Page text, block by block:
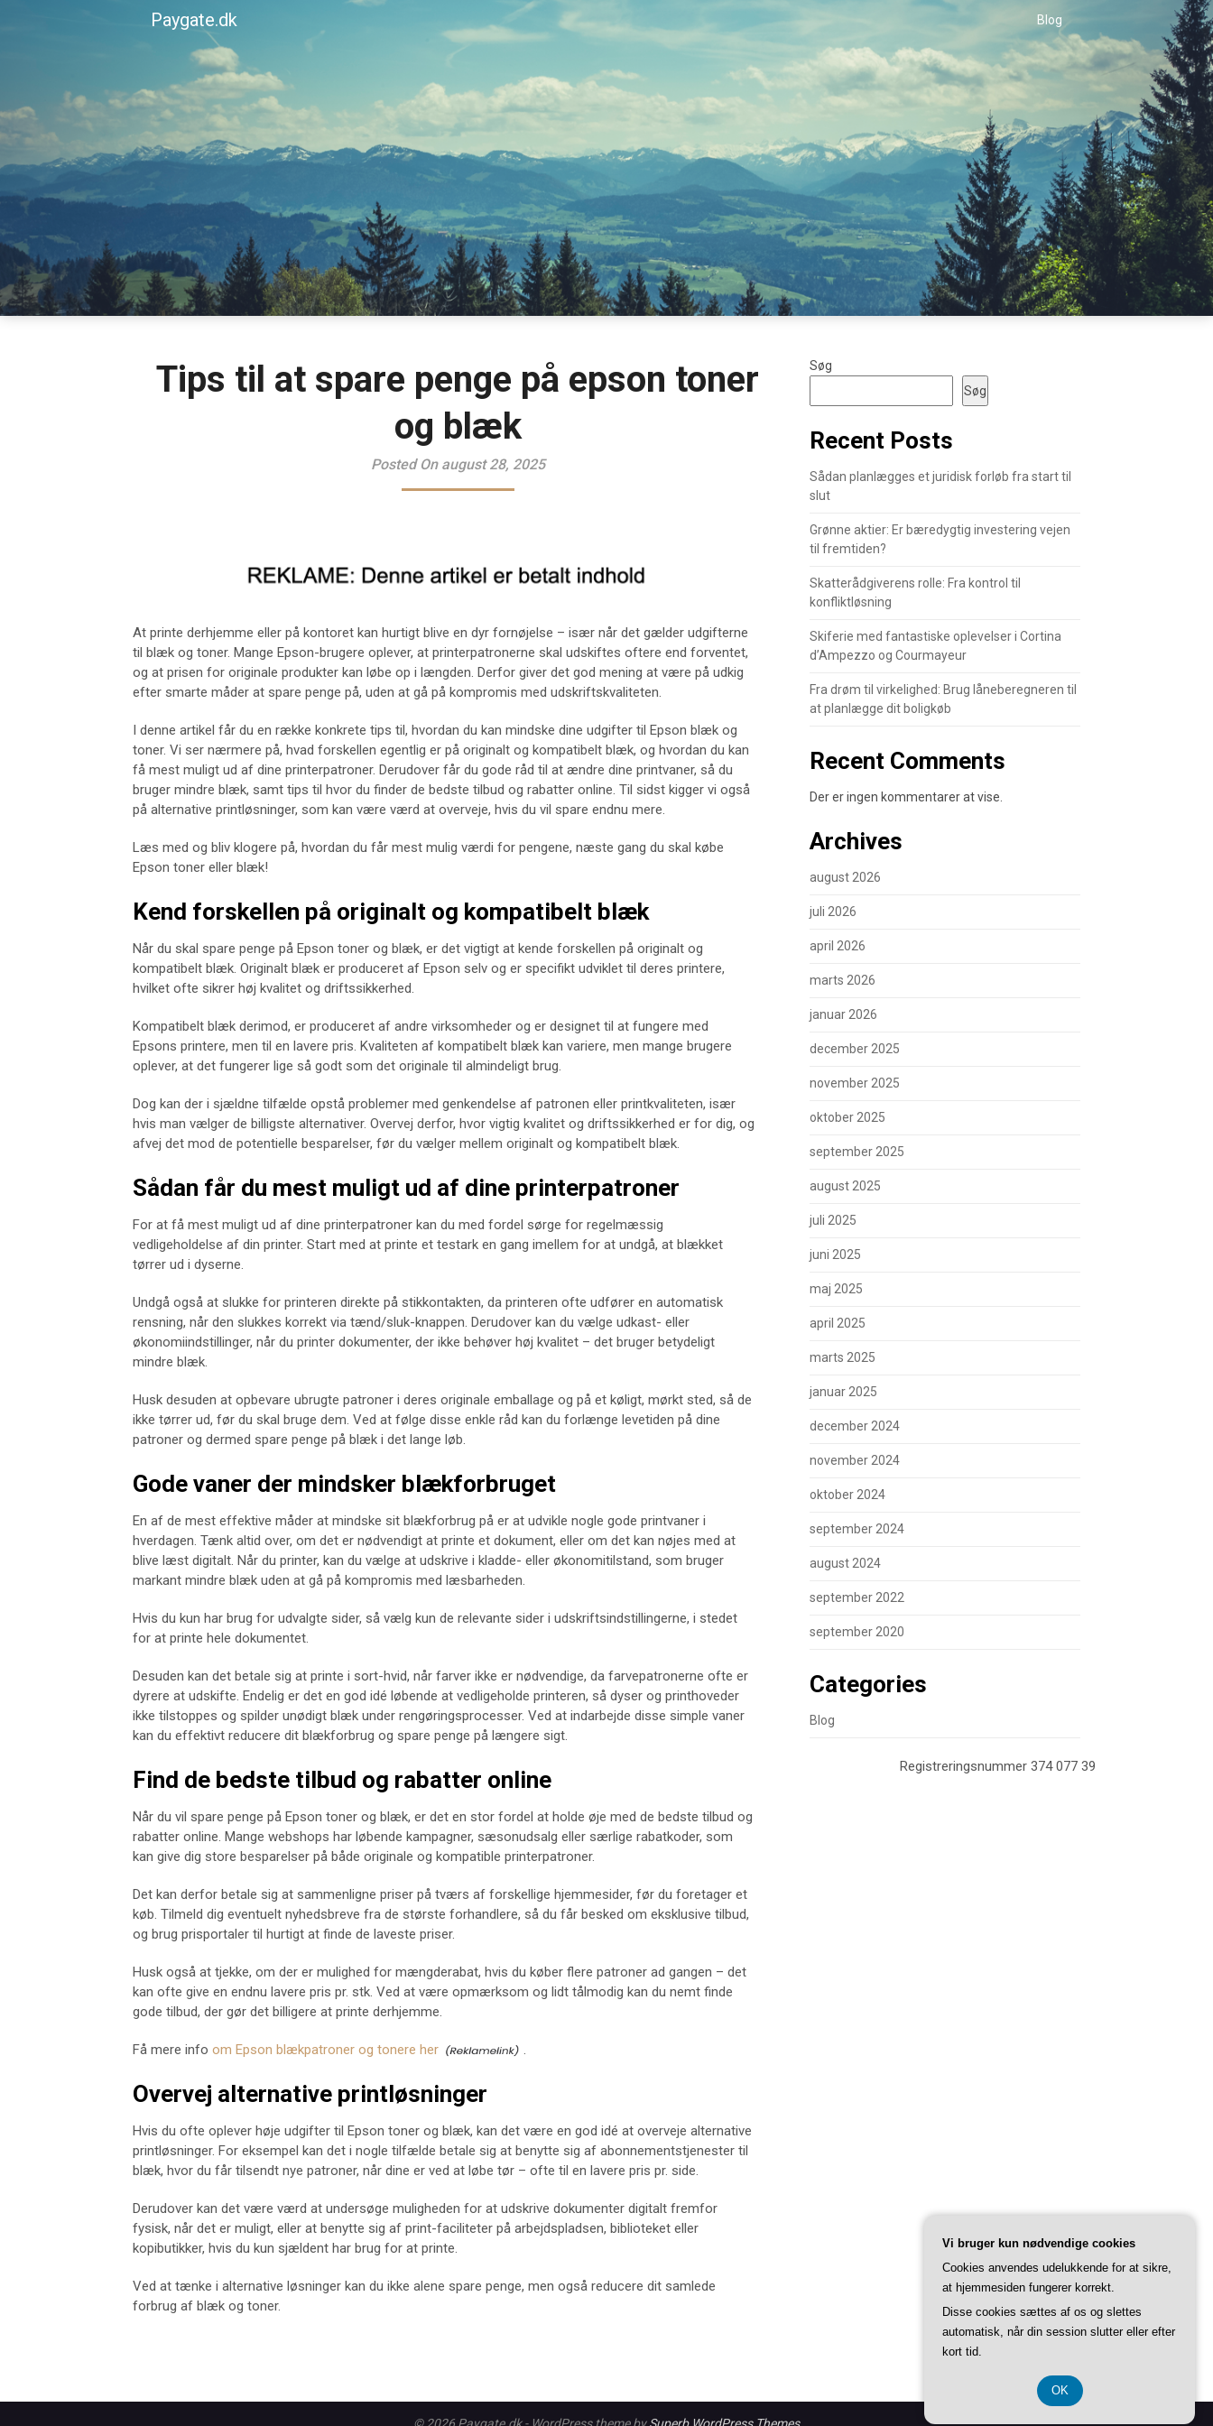
Paygate.dk Blog
Tips til at spare penge på epson toner
og blæk
Posted On august 28, 2025
At printe derhjemme eller på kontoret kan hurtigt blive en dyr fornøjelse – især når det gælder udgifterne
til blæk og toner. Mange Epson-brugere oplever, at printerpatronerne skal udskiftes oftere end forventet,
og at prisen for originale produkter kan løbe op i længden. Derfor giver det god mening at være på udkig
efter smarte måder at spare penge på, uden at gå på kompromis med udskriftskvaliteten.
I denne artikel får du en række konkrete tips til, hvordan du kan mindske dine udgifter til Epson blæk og
toner. Vi ser nærmere på, hvad forskellen egentlig er på originalt og kompatibelt blæk, og hvordan du kan
få mest muligt ud af dine printerpatroner. Derudover får du gode råd til at ændre dine printvaner, så du
bruger mindre blæk, samt tips til hvor du finder de bedste tilbud og rabatter online. Til sidst kigger vi også
på alternative printløsninger, som kan være værd at overveje, hvis du vil spare endnu mere.
Læs med og bliv klogere på, hvordan du får mest mulig værdi for pengene, næste gang du skal købe
Epson toner eller blæk!
Kend forskellen på originalt og kompatibelt blæk
Når du skal spare penge på Epson toner og blæk, er det vigtigt at kende forskellen på originalt og
kompatibelt blæk. Originalt blæk er produceret af Epson selv og er specifikt udviklet til deres printere,
hvilket ofte sikrer høj kvalitet og driftssikkerhed.
Kompatibelt blæk derimod, er produceret af andre virksomheder og er designet til at fungere med
Epsons printere, men til en lavere pris. Kvaliteten af kompatibelt blæk kan variere, men mange brugere
oplever, at det fungerer lige så godt som det originale til almindeligt brug.
Dog kan der i sjældne tilfælde opstå problemer med genkendelse af patronen eller printkvaliteten, især
hvis man vælger de billigste alternativer. Overvej derfor, hvor vigtig kvalitet og driftssikkerhed er for dig, og
afvej det mod de potentielle besparelser, før du vælger mellem originalt og kompatibelt blæk.
Sådan får du mest muligt ud af dine printerpatroner
For at få mest muligt ud af dine printerpatroner kan du med fordel sørge for regelmæssig
vedligeholdelse af din printer. Start med at printe et testark en gang imellem for at undgå, at blækket
tørrer ud i dyserne.
Undgå også at slukke for printeren direkte på stikkontakten, da printeren ofte udfører en automatisk
rensning, når den slukkes korrekt via tænd/sluk-knappen. Derudover kan du vælge udkast- eller
økonomiindstillinger, når du printer dokumenter, der ikke behøver høj kvalitet – det bruger betydeligt
mindre blæk.
Husk desuden at opbevare ubrugte patroner i deres originale emballage og på et køligt, mørkt sted, så de
ikke tørrer ud, før du skal bruge dem. Ved at følge disse enkle råd kan du forlænge levetiden på dine
patroner og dermed spare penge på blæk i det lange løb.
Gode vaner der mindsker blækforbruget
En af de mest effektive måder at mindske sit blækforbrug på er at udvikle nogle gode printvaner i
hverdagen. Tænk altid over, om det er nødvendigt at printe et dokument, eller om det kan nøjes med at
blive læst digitalt. Når du printer, kan du vælge at udskrive i kladde- eller økonomitilstand, som bruger
markant mindre blæk uden at gå på kompromis med læsbarheden.
Hvis du kun har brug for udvalgte sider, så vælg kun de relevante sider i udskriftsindstillingerne, i stedet
for at printe hele dokumentet.
Desuden kan det betale sig at printe i sort-hvid, når farver ikke er nødvendige, da farvepatronerne ofte er
dyrere at udskifte. Endelig er det en god idé løbende at vedligeholde printeren, så dyser og printhoveder
ikke tilstoppes og spilder unødigt blæk under rengøringsprocesser. Ved at indarbejde disse simple vaner
kan du effektivt reducere dit blækforbrug og spare penge på længere sigt.
Find de bedste tilbud og rabatter online
Når du vil spare penge på Epson toner og blæk, er det en stor fordel at holde øje med de bedste tilbud og
rabatter online. Mange webshops har løbende kampagner, sæsonudsalg eller særlige rabatkoder, som
kan give dig store besparelser på både originale og kompatible printerpatroner.
Det kan derfor betale sig at sammenligne priser på tværs af forskellige hjemmesider, før du foretager et
køb. Tilmeld dig eventuelt nyhedsbreve fra de største forhandlere, så du får besked om eksklusive tilbud,
og brug prisportaler til hurtigt at finde de laveste priser.
Husk også at tjekke, om der er mulighed for mængderabat, hvis du køber flere patroner ad gangen – det
kan ofte give en endnu lavere pris pr. stk. Ved at være opmærksom og lidt tålmodig kan du nemt finde
gode tilbud, der gør det billigere at printe derhjemme.
Få mere info om Epson blækpatroner og tonere her .
Overvej alternative printløsninger
Hvis du ofte oplever høje udgifter til Epson toner og blæk, kan det være en god idé at overveje alternative
printløsninger. For eksempel kan det i nogle tilfælde betale sig at benytte sig af abonnementstjenester til
blæk, hvor du får tilsendt nye patroner, når dine er ved at løbe tør – ofte til en lavere pris pr. side.
Derudover kan det være værd at undersøge muligheden for at udskrive dokumenter digitalt fremfor
fysisk, når det er muligt, eller at benytte sig af print-faciliteter på arbejdspladsen, biblioteket eller
kopibutikker, hvis du kun sjældent har brug for at printe.
Ved at tænke i alternative løsninger kan du ikke alene spare penge, men også reducere dit samlede
forbrug af blæk og toner.
Søg
Søg
Recent Posts
Sådan planlægges et juridisk forløb fra start til
slut
Grønne aktier: Er bæredygtig investering vejen
til fremtiden?
Skatterådgiverens rolle: Fra kontrol til
konfliktløsning
Skiferie med fantastiske oplevelser i Cortina
d’Ampezzo og Courmayeur
Fra drøm til virkelighed: Brug låneberegneren til
at planlægge dit boligkøb
Recent Comments
Der er ingen kommentarer at vise.
Archives
august 2026
juli 2026
april 2026
marts 2026
januar 2026
december 2025
november 2025
oktober 2025
september 2025
august 2025
juli 2025
juni 2025
maj 2025
april 2025
marts 2025
januar 2025
december 2024
november 2024
oktober 2024
september 2024
august 2024
september 2022
september 2020
Categories
Blog
Registreringsnummer 374 077 39
Vi bruger kun nødvendige cookies
Cookies anvendes udelukkende for at sikre,
at hjemmesiden fungerer korrekt.
Disse cookies sættes af os og slettes
automatisk, når din session slutter eller efter
kort tid.
OK